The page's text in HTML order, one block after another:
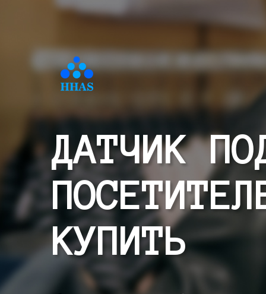
ДАТЧИК
КУПИТЬ